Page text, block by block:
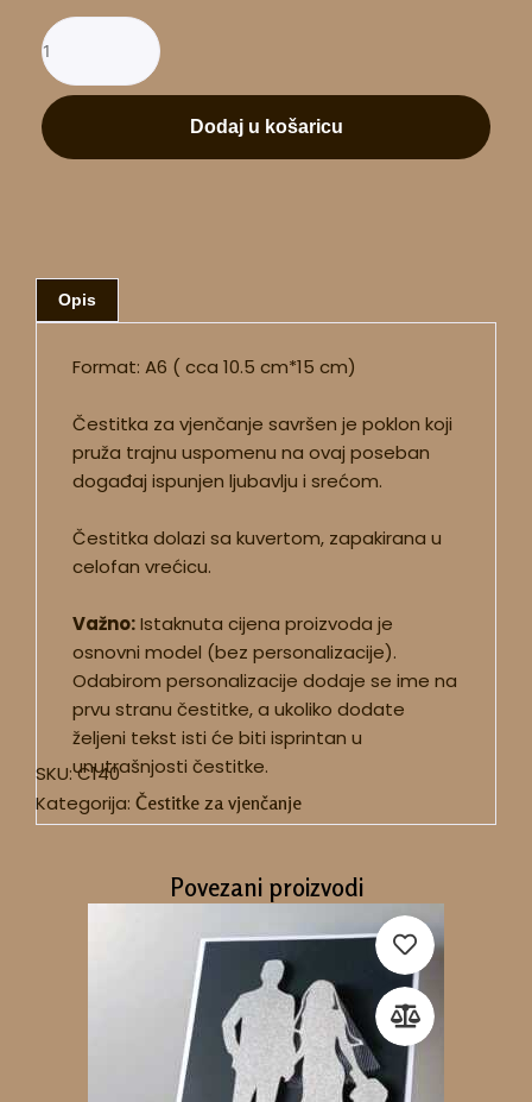
Dodaj u košaricu
Opis
Format: A6 ( cca 10.5 cm*15 cm)
Čestitka za vjenčanje savršen je poklon koji
pruža trajnu uspomenu na ovaj poseban
događaj ispunjen ljubavlju i srećom.
Čestitka dolazi sa kuvertom, zapakirana u
celofan vrećicu.
Važno:Istaknuta cijena proizvoda je
osnovni model (bez personalizacije).
Odabirom personalizacije dodaje se ime na
prvu stranu čestitke, a ukoliko dodate
željeni tekst isti će biti isprintan u
unutrašnjosti čestitke.
SKU:C140
Kategorija: Čestitke za vjenčanje
Povezani proizvodi